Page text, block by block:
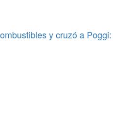
y cruzó a
que manejen
los costos de